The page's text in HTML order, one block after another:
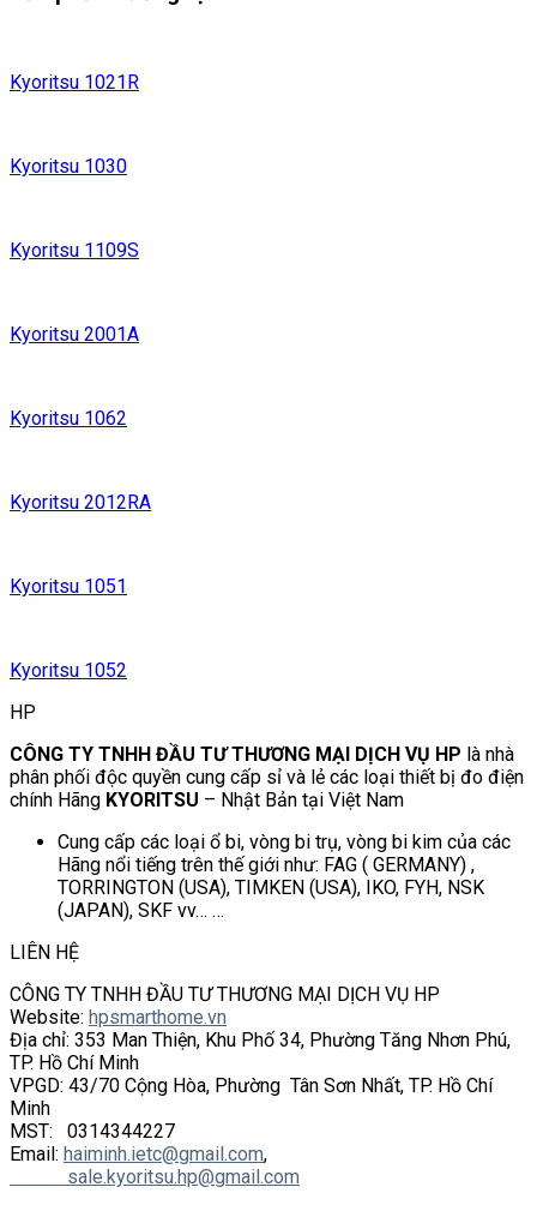
Kyoritsu 1021R
Kyoritsu 1030
Kyoritsu 1109S
Kyoritsu 2001A
Kyoritsu 1062
Kyoritsu 2012RA
Kyoritsu 1051
Kyoritsu 1052
HP
CÔNG TY TNHH ĐẦU TƯ THƯƠNG MẠI DỊCH VỤ HP là nhà
phân phối độc quyền cung cấp sỉ và lẻ các loại thiết bị đo điện
chính Hãng KYORITSU – Nhật Bản tại Việt Nam
Cung cấp các loại ổ bi, vòng bi trụ, vòng bi kim của các
Hãng nổi tiếng trên thế giới như: FAG ( GERMANY) ,
TORRINGTON (USA), TIMKEN (USA), IKO, FYH, NSK
(JAPAN), SKF vv… …
LIÊN HỆ
CÔNG TY TNHH ĐẦU TƯ THƯƠNG MẠI DỊCH VỤ HP
Website: hpsmarthome.vn
Địa chỉ: 353 Man Thiện, Khu Phố 34, Phường Tăng Nhơn Phú,
TP. Hồ Chí Minh
VPGD: 43/70 Cộng Hòa, Phường Tân Sơn Nhất, TP. Hồ Chí
Minh
MST: 0314344227
Email: haiminh.ietc@gmail.com,
sale.kyoritsu.hp@gmail.com